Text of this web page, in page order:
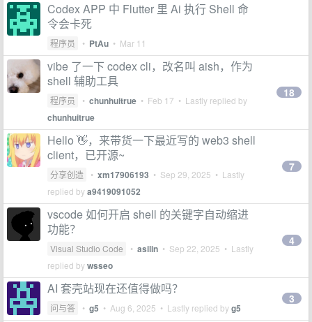
Codex APP 中 Flutter 里 Ai 执行 Shell 命
令会卡死
程序员 • PtAu • Mar 11
vibe 了一下 codex cli，改名叫 aish，作为
shell 辅助工具
程序员 • chunhuitrue • Feb 17 • Lastly replied by
chunhuitrue
18
Hello 👋，来带货一下最近写的 web3 shell
client，已开源~
分享创造 • xm17906193 • Sep 29, 2025 • Lastly
replied bya9419091052
7
vscode 如何开启 shell 的关键字自动缩进
功能？
Visual Studio Code • asilin • Sep 22, 2025 • Lastly
replied bywsseo
4
AI 套壳站现在还值得做吗？
问与答 • g5 • Aug 6, 2025 • Lastly replied byg5
3